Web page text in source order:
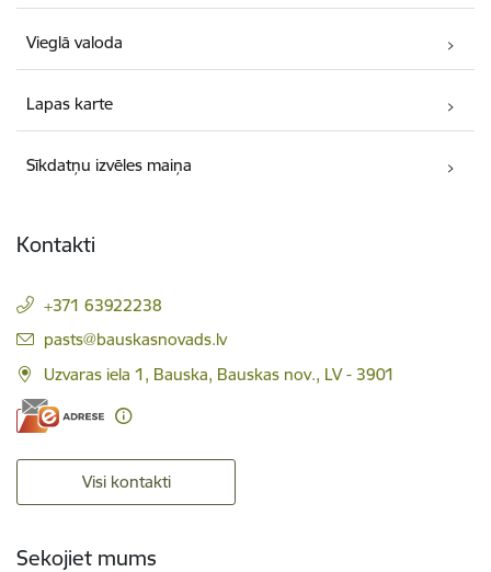
Vieglā valoda
Lapas karte
Sīkdatņu izvēles maiņa
Kontakti
+371 63922238
E-pasts:
pasts@bauskasnovads.lv
Uzvaras iela 1, Bauska, Bauskas nov., LV - 3901
Visi kontakti
Sekojiet mums